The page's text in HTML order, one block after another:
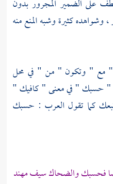
على الضمير المجرور بدون
، وشواهده كثيرة وشبه المنع منه
" مع " وتكون " من " في محل
" حسبك " في معنى " كافيك "
كما تقول العرب : حسبك
فحسبك والضحاك سيف مهند